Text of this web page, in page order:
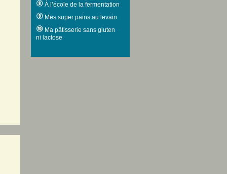
À l’école de la fermentation
Mes super pains au levain
Ma pâtisserie sans gluten
ni lactose